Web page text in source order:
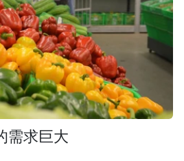
需求巨大